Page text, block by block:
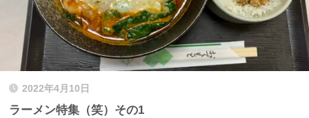
2022年4月10日
ラーメン特集（笑）その1